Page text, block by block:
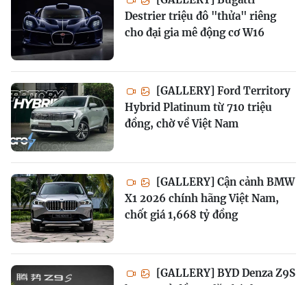
Destrier triệu đô "thửa" riêng
cho đại gia mê động cơ W16
[GALLERY] Ford Territory
Hybrid Platinum từ 710 triệu
đồng, chờ về Việt Nam
[GALLERY] Cận cảnh BMW
X1 2026 chính hãng Việt Nam,
chốt giá 1,668 tỷ đồng
[GALLERY] BYD Denza Z9S